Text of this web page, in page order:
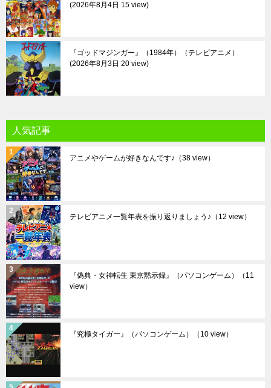
2026年8月4日 15 view
『ゴッドマジンガー』（1984年）（テレビアニメ）
2026年8月3日 20 view
人気記事
アニメやゲームが好きなんです♪ （38 view）
テレビアニメ一覧年表を振り返りましょう♪ （12 view）
『偽典・女神転生 東京黙示録』（パソコンゲーム）
（11
view）
『究極タイガー』（パソコンゲーム） （10 view）